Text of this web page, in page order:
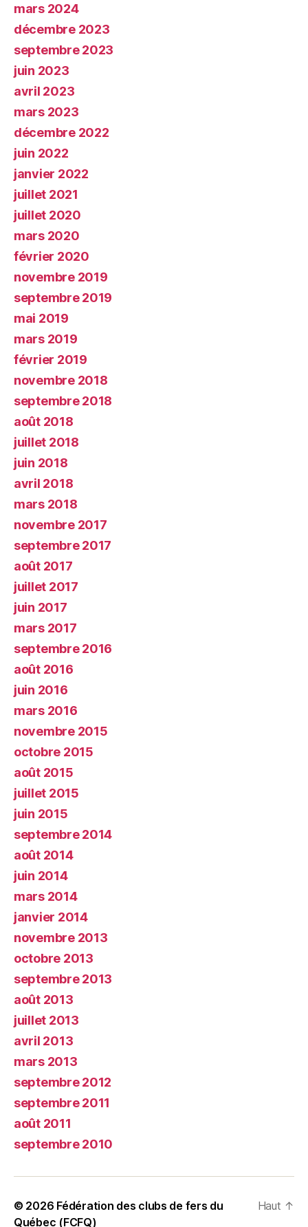
mars 2024
décembre 2023
septembre 2023
juin 2023
avril 2023
mars 2023
décembre 2022
juin 2022
janvier 2022
juillet 2021
juillet 2020
mars 2020
février 2020
novembre 2019
septembre 2019
mai 2019
mars 2019
février 2019
novembre 2018
septembre 2018
août 2018
juillet 2018
juin 2018
avril 2018
mars 2018
novembre 2017
septembre 2017
août 2017
juillet 2017
juin 2017
mars 2017
septembre 2016
août 2016
juin 2016
mars 2016
novembre 2015
octobre 2015
août 2015
juillet 2015
juin 2015
septembre 2014
août 2014
juin 2014
mars 2014
janvier 2014
novembre 2013
octobre 2013
septembre 2013
août 2013
juillet 2013
avril 2013
mars 2013
septembre 2012
septembre 2011
août 2011
septembre 2010
© 2026 Fédération des clubs de fers du
Québec (FCFQ)
Haut ↑